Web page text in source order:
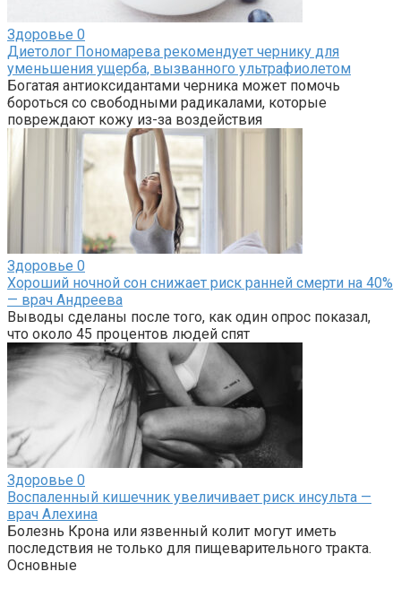
Здоровье 0
Диетолог Пономарева рекомендует чернику для
уменьшения ущерба, вызванного ультрафиолетом
Богатая антиоксидантами черника может помочь
бороться со свободными радикалами, которые
повреждают кожу из-за воздействия
Здоровье 0
Хороший ночной сон снижает риск ранней смерти на 40%
— врач Андреева
Выводы сделаны после того, как один опрос показал,
что около 45 процентов людей спят
Здоровье 0
Воспаленный кишечник увеличивает риск инсульта —
врач Алехина
Болезнь Крона или язвенный колит могут иметь
последствия не только для пищеварительного тракта.
Основные